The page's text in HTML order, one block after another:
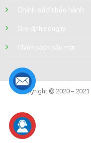
Chính sách bảo hành
Quy định công ty
Chính sách bảo mật
Copyright © 2020 – 2021